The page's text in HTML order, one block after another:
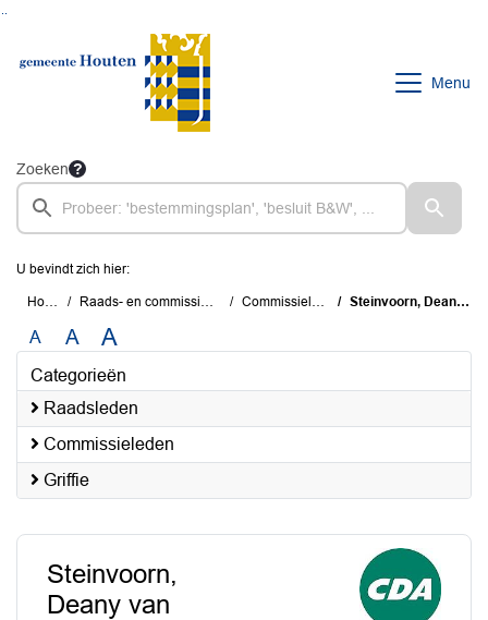
Menu
Zoeken
U bevindt zich hier:
Home Raads- en commissieleden Commissieleden Steinvoorn, Deany van
A A A
Categorieën
Raadsleden
Commissieleden
Griffie
Steinvoorn,
Deany van